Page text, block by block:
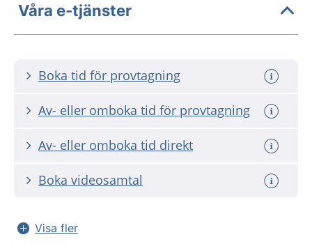
Våra e-tjänster
Boka tid för provtagning
Av- eller omboka tid för provtagning
Av- eller omboka tid direkt
Boka videosamtal
Visa fler